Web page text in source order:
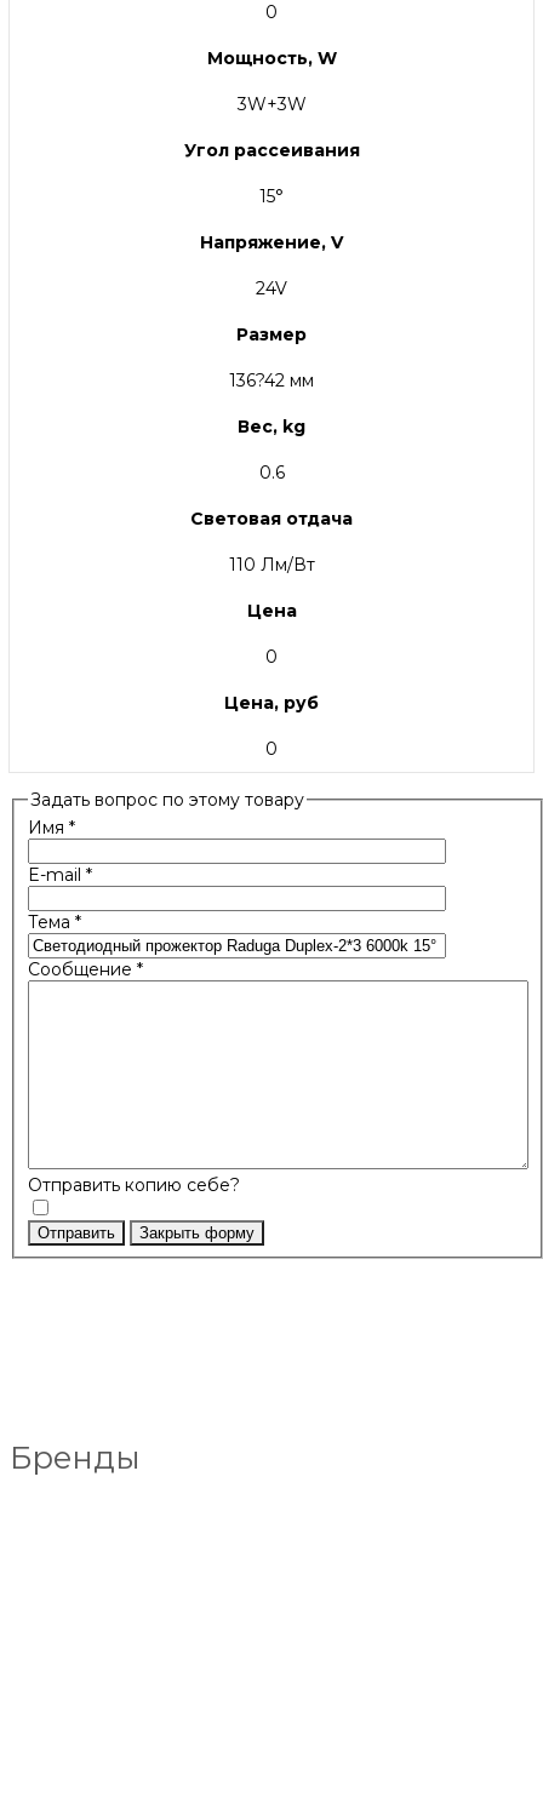
0
Мощность, W
3W+3W
Угол рассеивания
15°
Напряжение, V
24V
Размер
136?42 мм
Вес, kg
0.6
Световая отдача
110 Лм/Вт
Цена
0
Цена, руб
0
Задать вопрос по этому товару
Имя *
E-mail *
Тема *
Сообщение *
Отправить копию себе?
Отправить Закрыть форму
Бренды